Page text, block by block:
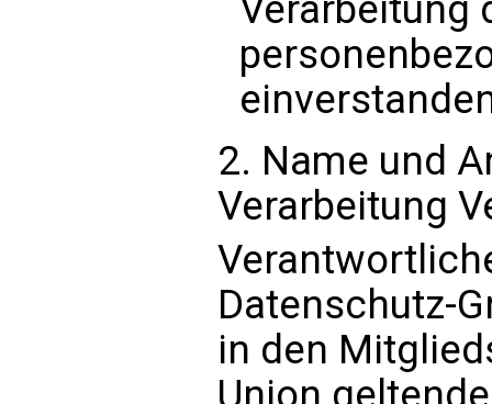
2. Name und
Verarbeitung
Datenschutz-
in den